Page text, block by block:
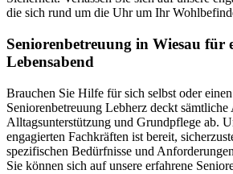
die sich rund um die Uhr um Ihr
Senioren­betreuung in Wiesau für
Lebensabend
Brauchen Sie Hilfe für sich selbst oder
Seniorenbetreuung Lebherz deckt sämtliche
Alltagsunterstützung und Grundpflege ab.
engagierten Fachkräften ist bereit,
spezifischen Bedürfnisse und
Sie können sich auf unsere erfahrene